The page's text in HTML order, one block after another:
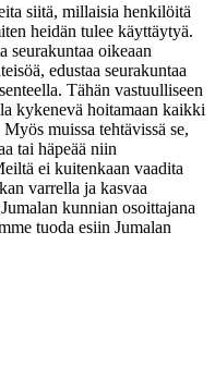
siitä, millaisia henkilöitä
heidän tulee käyttäytyä.
seurakuntaa oikeaan
edustaa seurakuntaa
Tähän vastuulliseen
kykenevä hoitamaan kaikki
muissa tehtävissä se,
tai häpeää niin
ei kuitenkaan vaadita
varrella ja kasvaa
kunnian osoittajana
tuoda esiin Jumalan